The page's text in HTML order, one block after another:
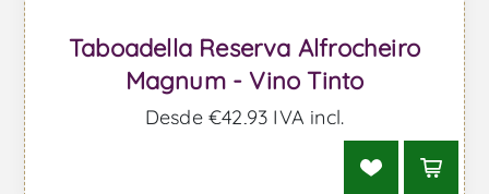
Taboadella Reserva Alfrocheiro
Magnum - Vino Tinto
Desde €42,93 IVA incl.